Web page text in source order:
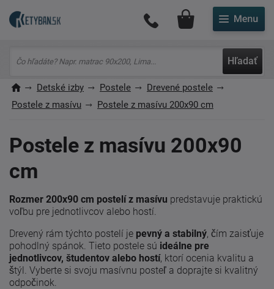
Hľadať
Môj účet
Detské izby Postele
Drevené postele
Postele z masívu
Postele z masívu 200x90 cm
Postele z masívu 200x90
cm
Rozmer 200x90 cm postelí z masívu predstavuje praktickú
voľbu pre jednotlivcov alebo hostí.
Drevený rám týchto postelí je pevný a stabilný, čím zaisťuje
pohodlný spánok. Tieto postele sú ideálne pre
jednotlivcov, študentov alebo hostí, ktorí ocenia kvalitu a
štýl. Vyberte si svoju masívnu posteľ a doprajte si kvalitný
odpočinok.